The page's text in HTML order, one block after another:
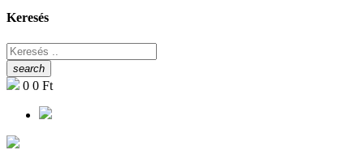
Keresés
search
0 0 Ft